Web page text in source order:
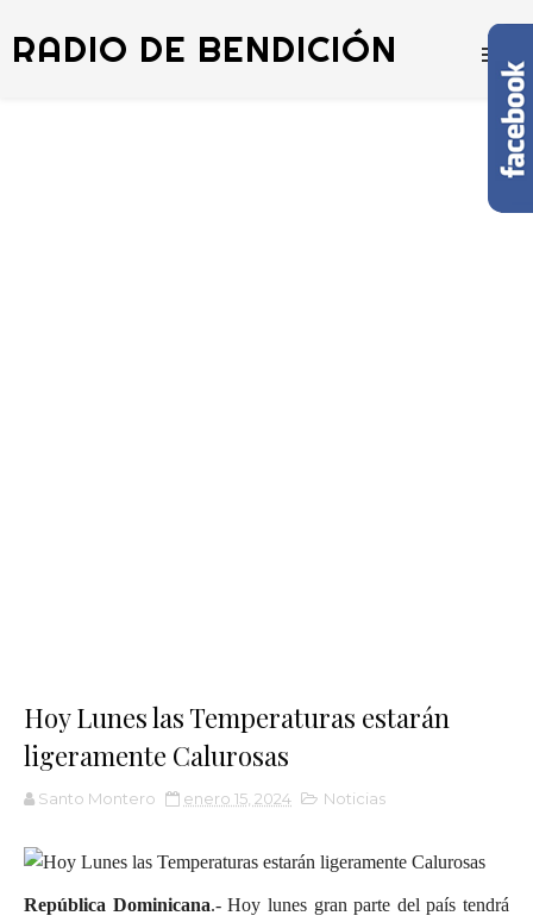
RADIO DE BENDICIÓN
Hoy Lunes las Temperaturas estarán
ligeramente Calurosas
Santo Montero enero 15, 2024 Noticias
República Dominicana.- Hoy lunes gran parte del país tendrá